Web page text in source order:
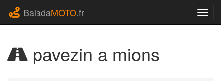
BaladaMOTO.fr
pavezin a mions